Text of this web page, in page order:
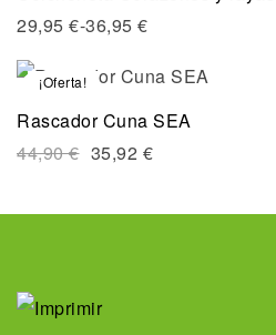
29,95 €-36,95 €
¡Oferta!
Rascador Cuna SEA
44,90€ 35,92 €